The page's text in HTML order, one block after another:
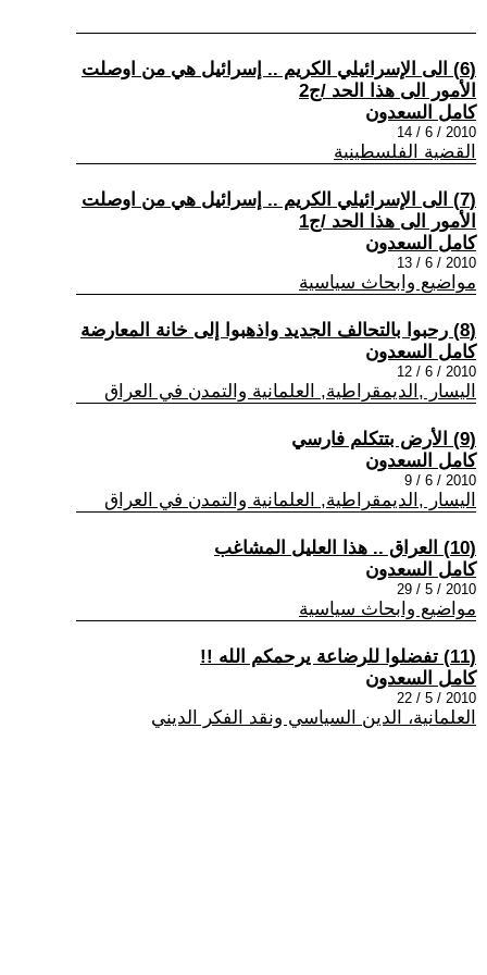
(6) الى الإسرائيلي الكريم .. إسرائيل هي من اوصلت
الأمور الى هذا الحد /ج2
كامل السعدون
2010 / 6 / 14
القضية الفلسطينية
(7) الى الإسرائيلي الكريم .. إسرائيل هي من اوصلت
الأمور الى هذا الحد /ج1
كامل السعدون
2010 / 6 / 13
مواضيع وابحاث سياسية
(8) رحبوا بالتحالف الجديد واذهبوا إلى خانة المعارضة
كامل السعدون
2010 / 6 / 12
اليسار ,الديمقراطية, العلمانية والتمدن في العراق
(9) الأرض بتتكلم فارسي
كامل السعدون
2010 / 6 / 9
اليسار ,الديمقراطية, العلمانية والتمدن في العراق
(10) العراق .. هذا العليل المشاغب
كامل السعدون
2010 / 5 / 29
مواضيع وابحاث سياسية
(11) تفضلوا للرضاعة يرحمكم الله !!
كامل السعدون
2010 / 5 / 22
العلمانية، الدين السياسي ونقد الفكر الديني